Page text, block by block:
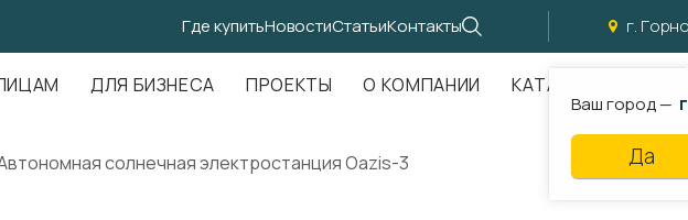
Где купитьНовостиСтатьиКонтакты г.
Ваш город —
Да
ДЛЯ БИЗНЕСА ПРОЕКТЫ О КОМПАНИИ КАТАЛОГ
солнечная электростанция Oazis-3
д. 107, оф. 707